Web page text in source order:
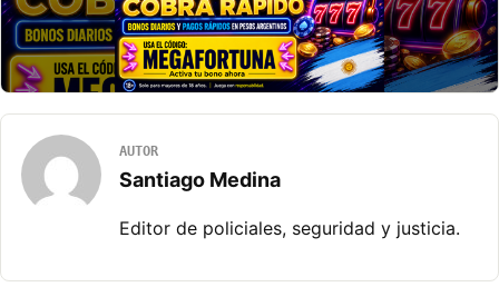
AUTOR
Santiago Medina
Editor de policiales, seguridad y justicia.